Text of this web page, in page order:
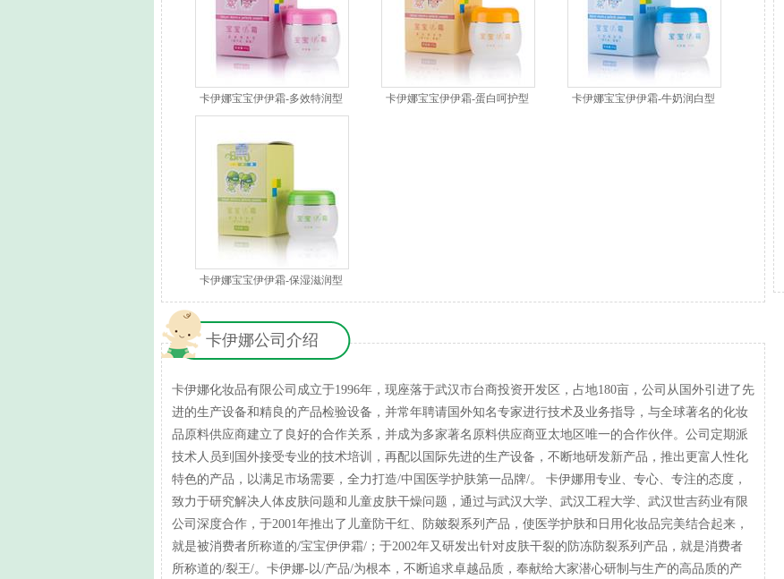
卡伊娜宝宝伊伊霜-多效特润型 卡伊娜宝宝伊伊霜-蛋白呵护型 卡伊娜宝宝伊伊霜-牛奶润白型
卡伊娜宝宝伊伊霜-保湿滋润型
卡伊娜公司介绍
卡伊娜化妆品有限公司成立于1996年，现座落于武汉市台商投资开发区，占地180亩，公司从国外引进了先
进的生产设备和精良的产品检验设备，并常年聘请国外知名专家进行技术及业务指导，与全球著名的化妆
品原料供应商建立了良好的合作关系，并成为多家著名原料供应商亚太地区唯一的合作伙伴。公司定期派
技术人员到国外接受专业的技术培训，再配以国际先进的生产设备，不断地研发新产品，推出更富人性化
特色的产品，以满足市场需要，全力打造/中国医学护肤第一品牌/。 卡伊娜用专业、专心、专注的态度，
致力于研究解决人体皮肤问题和儿童皮肤干燥问题，通过与武汉大学、武汉工程大学、武汉世吉药业有限
公司深度合作，于2001年推出了儿童防干红、防皴裂系列产品，使医学护肤和日用化妆品完美结合起来，
就是被消费者所称道的/宝宝伊伊霜/；于2002年又研发出针对皮肤干裂的防冻防裂系列产品，就是消费者
所称道的/裂王/。卡伊娜-以/产品/为根本，不断追求卓越品质，奉献给大家潜心研制与生产的高品质的产